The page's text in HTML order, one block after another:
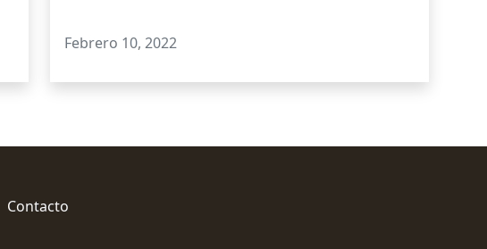
Febrero 10, 2022
Contacto